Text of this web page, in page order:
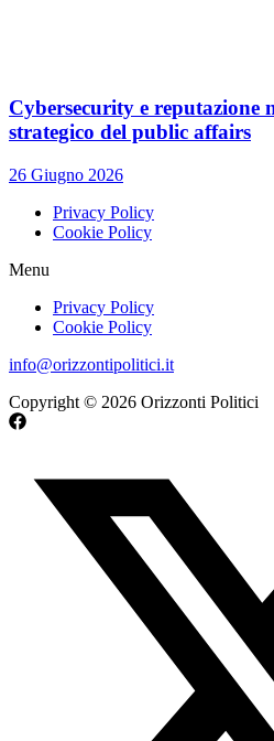
Cybersecurity e reputazione
strategico del public affairs
26 Giugno 2026
Privacy Policy
Cookie Policy
Menu
Privacy Policy
Cookie Policy
info@orizzontipolitici.it
Copyright © 2026 Orizzonti Politici